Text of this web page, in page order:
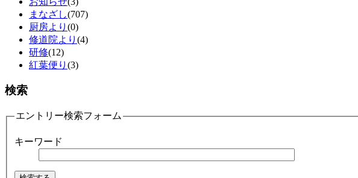
まなざし(707)
厨房より (0)
修道院より (4)
研修(12)
紅葉便り (3)
検索
エントリー検索フォーム
キーワード